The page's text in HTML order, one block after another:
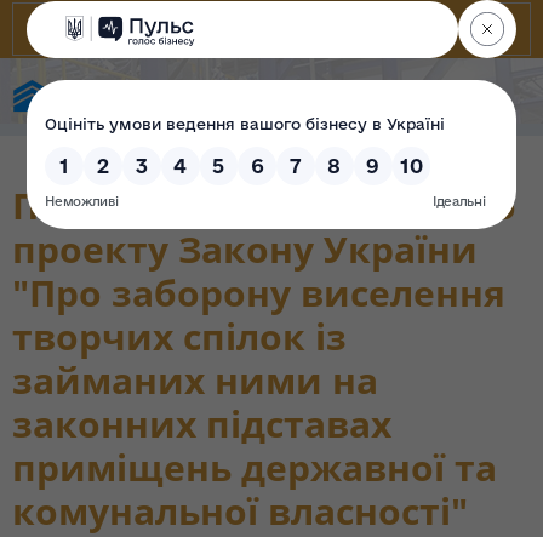
Пояснювальна записка до
проекту Закону України
"Про заборону виселення
творчих спілок із
займаних ними на
законних підставах
приміщень державної та
комунальної власності"